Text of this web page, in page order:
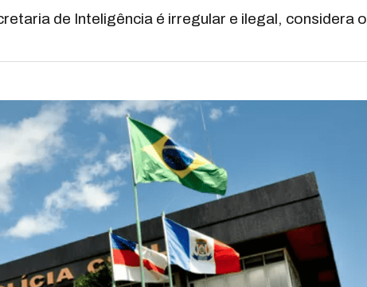
de Inteligência é irregular e ilegal, considera o